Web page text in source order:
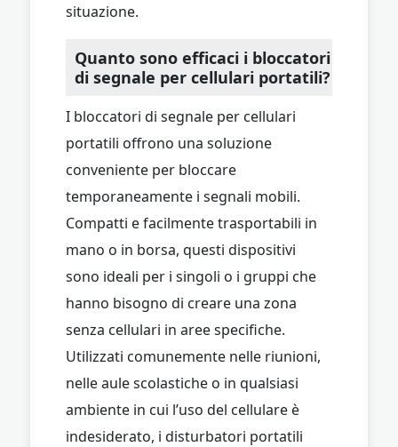
situazione.
Quanto sono efficaci i bloccatori
di segnale per cellulari portatili?
I bloccatori di segnale per cellulari
portatili offrono una soluzione
conveniente per bloccare
temporaneamente i segnali mobili.
Compatti e facilmente trasportabili in
mano o in borsa, questi dispositivi
sono ideali per i singoli o i gruppi che
hanno bisogno di creare una zona
senza cellulari in aree specifiche.
Utilizzati comunemente nelle riunioni,
nelle aule scolastiche o in qualsiasi
ambiente in cui l’uso del cellulare è
indesiderato, i disturbatori portatili